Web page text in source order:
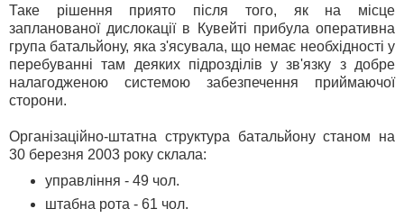
Таке рішення приято після того, як на місце
запланованої дислокації в Кувейті прибула оперативна
група батальйону, яка з'ясувала, що немає необхідності у
перебуванні там деяких підрозділів у зв'язку з добре
налагодженою системою забезпечення приймаючої
сторони.
Організаційно-штатна структура батальйону станом на
30 березня 2003 року склала:
управління - 49 чол.
штабна рота - 61 чол.